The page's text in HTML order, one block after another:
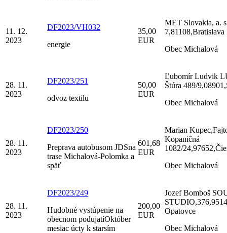
11. 12.
2023
DF2023/VH032
energie
35,00
EUR
MET Slovakia, a.
7,81108,Bratislava
Obec Michalová
28. 11.
2023
DF2023/251
odvoz textilu
50,00
EUR
Ľubomír Ludvik
Štúra 489/
Obec Michalová
28. 11.
2023
DF2023/250
Preprava autobusom JDSna
trase Michalová-Polomka a
späť
601,68
EUR
Marian
Kopaničná
1082/
Obec Michalová
28. 11.
2023
DF2023/249
Hudobné vystúpenie na
obecnom podujatíOktóber
mesiac úcty k starsím
200,00
EUR
Jozef Bomboš
Opatovce
Obec Michalová